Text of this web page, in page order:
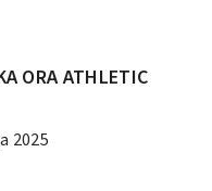
ORA ATHLETIC
2025